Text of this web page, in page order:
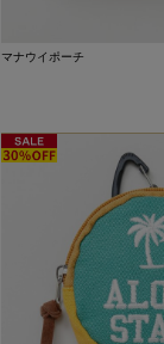
マナウイポーチ